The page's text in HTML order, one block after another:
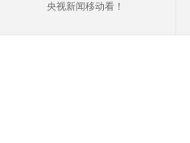
央视新闻移动看！